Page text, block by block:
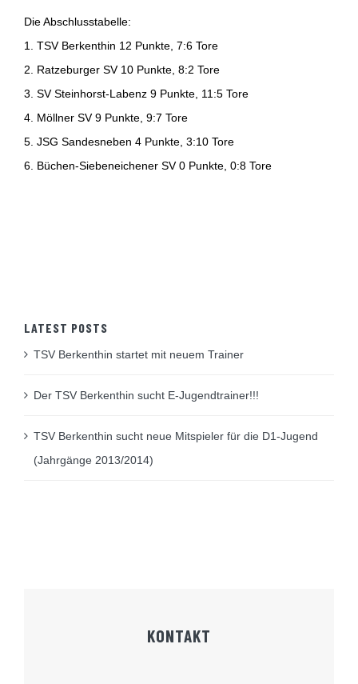
Die Abschlusstabelle:
1. TSV Berkenthin 12 Punkte, 7:6 Tore
2. Ratzeburger SV 10 Punkte, 8:2 Tore
3. SV Steinhorst-Labenz 9 Punkte, 11:5 Tore
4. Möllner SV 9 Punkte, 9:7 Tore
5. JSG Sandesneben 4 Punkte, 3:10 Tore
6. Büchen-Siebeneichener SV 0 Punkte, 0:8 Tore
LATEST POSTS
TSV Berkenthin startet mit neuem Trainer
Der TSV Berkenthin sucht E-Jugendtrainer!!!
TSV Berkenthin sucht neue Mitspieler für die D1-Jugend
(Jahrgänge 2013/2014)
KONTAKT